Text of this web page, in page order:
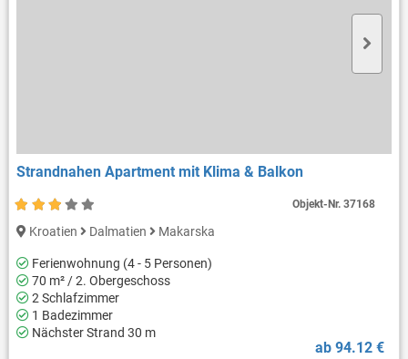
Strandnahen Apartment mit Klima & Balkon
Kroatien Dalmatien Makarska
Ferienwohnung (4 - 5 Personen)
70 m² / 2. Obergeschoss
2 Schlafzimmer
1 Badezimmer
Nächster Strand 30 m
ab 94.12 €
Objekt-Nr.37168